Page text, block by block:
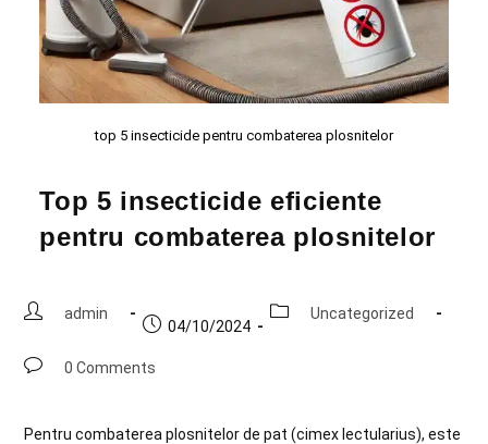
top 5 insecticide pentru combaterea plosnitelor
Top 5 insecticide eficiente
pentru combaterea plosnitelor
admin
04/10/2024
Uncategorized
0 Comments
Pentru combaterea plosnitelor de pat (cimex lectularius), este